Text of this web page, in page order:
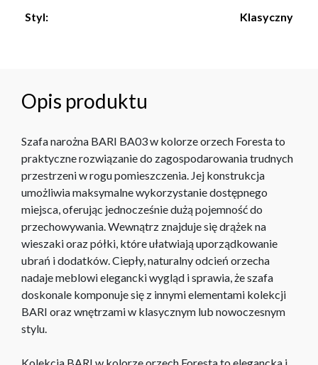
Styl: Klasyczny
Opis produktu
Szafa narożna BARI BA03 w kolorze orzech Foresta to
praktyczne rozwiązanie do zagospodarowania trudnych
przestrzeni w rogu pomieszczenia. Jej konstrukcja
umożliwia maksymalne wykorzystanie dostępnego
miejsca, oferując jednocześnie dużą pojemność do
przechowywania. Wewnątrz znajduje się drążek na
wieszaki oraz półki, które ułatwiają uporządkowanie
ubrań i dodatków. Ciepły, naturalny odcień orzecha
nadaje meblowi elegancki wygląd i sprawia, że szafa
doskonale komponuje się z innymi elementami kolekcji
BARI oraz wnętrzami w klasycznym lub nowoczesnym
stylu.